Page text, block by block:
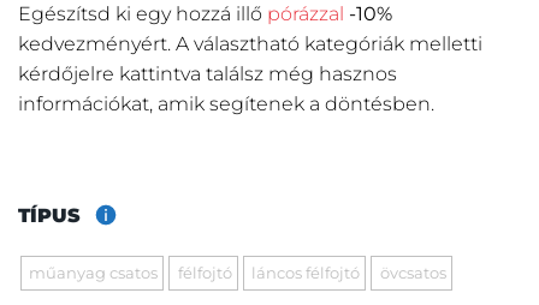
Egészítsd ki egy hozzá illő pórázzal -10%
kedvezményért. A választható kategóriák melletti
kérdőjelre kattintva találsz még hasznos
információkat, amik segítenek a döntésben.
TÍPUS
műanyag csatos félfojtó láncos félfojtó övcsatos